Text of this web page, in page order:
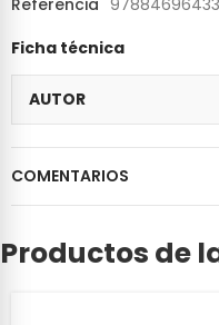
Ficha técnica
AUTOR
COMENTARIOS
Productos de